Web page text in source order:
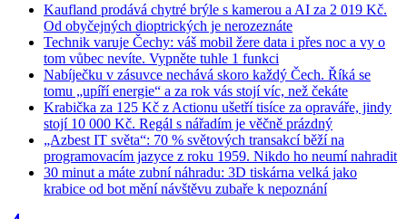
Kaufland prodává chytré brýle s kamerou a AI za 2 019 Kč.
Od obyčejných dioptrických je nerozeznáte
Technik varuje Čechy: váš mobil žere data i přes noc a vy o
tom vůbec nevíte. Vypněte tuhle 1 funkci
Nabíječku v zásuvce nechává skoro každý Čech. Říká se
tomu „upíří energie“ a za rok vás stojí víc, než čekáte
Krabička za 125 Kč z Actionu ušetří tisíce za opraváře, jindy
stojí 10 000 Kč. Regál s nářadím je věčně prázdný
„Azbest IT světa“: 70 % světových transakcí běží na
programovacím jazyce z roku 1959. Nikdo ho neumí nahradit
30 minut a máte zubní náhradu: 3D tiskárna velká jako
krabice od bot mění návštěvu zubaře k nepoznání